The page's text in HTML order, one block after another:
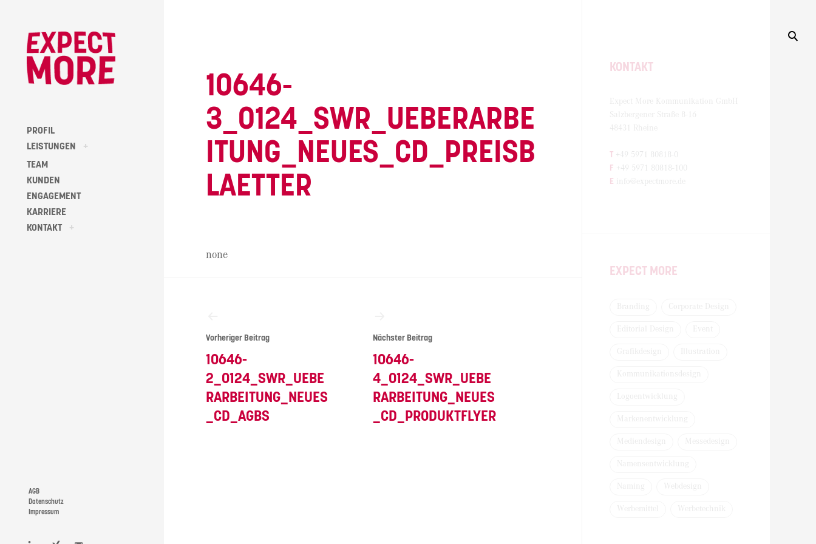
content
PROFIL
LEISTUNGEN
toggle
+
TEAM
KUNDEN
ENGAGEMENT
KARRIERE
KONTAKT
toggle
+
10646-
3_0124_SWR_UEBERARBE
ITUNG_NEUES_CD_PREISB
LAETTER
none
Vorheriger Beitrag
10646-
2_0124_SWR_UEBE
RARBEITUNG_NEUES
_CD_AGBS
Nächster Beitrag
10646-
4_0124_SWR_UEBE
RARBEITUNG_NEUES
_CD_PRODUKTFLYER
KONTAKT
Expect More Kommunikation GmbH
Salzbergener Straße 8-16
48431 Rheine
T +49 5971 80818-0
F +49 5971 80818-100
E info@expectmore.de
EXPECT MORE
Branding Corporate Design
Editorial Design
Grafikdesign
Kommunikationsdesign
Logoentwicklung
Markenentwicklung
Mediendesign Messedesign
Namensentwicklung
Naming Webdesign
AGB
Datenschutz
Impressum